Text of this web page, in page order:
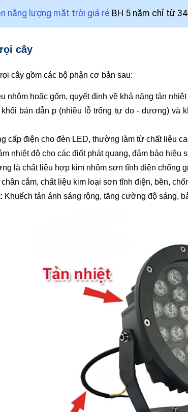
năng lượng mặt trời giá rẻ BH 5 năm chỉ từ
cây
cây gồm các bộ phận cơ bản sau:
nhôm hoặc gốm, quyết định về khả năng tản
khối bán dẫn p (nhiều lỗ trống tự do - dương) và
cấp điện cho đèn LED, thường làm từ chất liệu
nhiệt độ cho các điốt phát quang, đảm bảo hiệu
là chất liệu hợp kim nhôm sơn tĩnh điện chống
cắm, chất liệu kim loại sơn tĩnh điện, bền,
: Khuếch tán ánh sáng rộng, tăng cường độ sáng,